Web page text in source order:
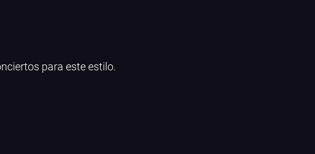
para este estilo.